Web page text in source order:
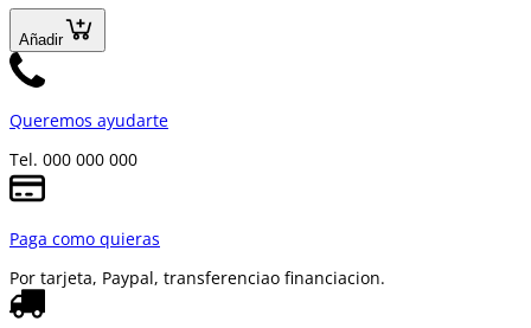
Añadir
Queremos ayudarte
Tel. 000 000 000
Paga como quieras
Por tarjeta, Paypal, transferenciao financiacion.